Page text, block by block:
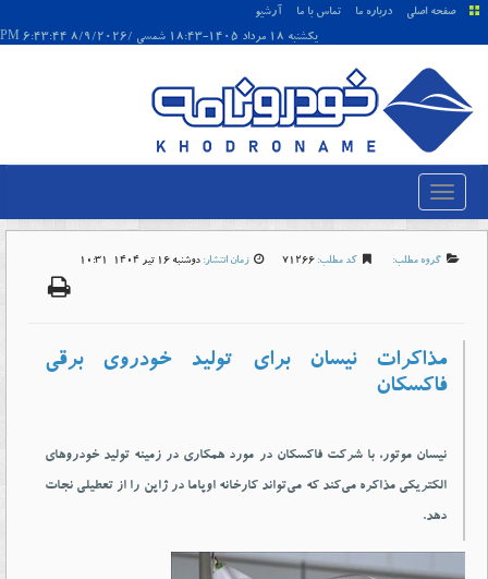
صفحه اصلی درباره ما تماس با ما
آرشیو
يکشنبه 18 مرداد 1405-18:43 شمسی /8/9/2026 6:43:44 PM
گروه مطلب: کد مطلب: 71266 زمان انتشار: دوشنبه 16 تير 1404-10:31
مذاکرات نیسان برای تولید خودروی برقی
فاکسکان
نیسان موتور، با شرکت فاکسکان در مورد همکاری در زمینه تولید خودروهای
الکتریکی مذاکره می‌کند که می‌تواند کارخانه اوپاما در ژاپن را از تعطیلی نجات
دهد.